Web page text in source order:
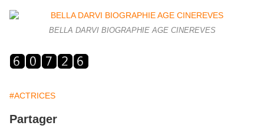
BELLA DARVI BIOGRAPHIE AGE CINEREVES
#ACTRICES
Partager